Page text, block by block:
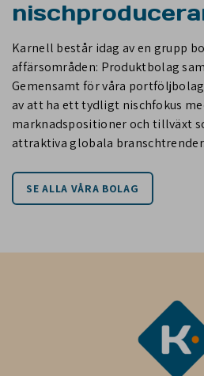
Karnell består idag av en grupp
affärsområden: Produktbolag
Gemensamt för våra
av att ha ett tydligt nischfokus
marknadspositioner och tillväxt
attraktiva globala branschtrender.
SE ALLA VÅRA BOLAG